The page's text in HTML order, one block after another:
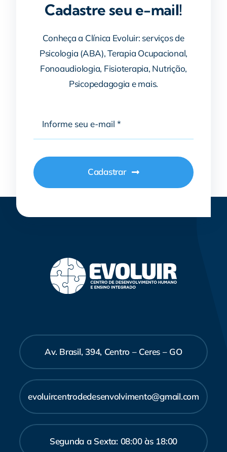
Cadastre seu e-mail!
Conheça a Clínica Evoluir: serviços de
Psicologia (ABA), Terapia Ocupacional,
Fonoaudiologia, Fisioterapia, Nutrição,
Psicopedagogia e mais.
Cadastrar
Av. Brasil, 394, Centro – Ceres – GO
evoluircentrodedesenvolvimento@gmail.com
Segunda a Sexta: 08:00 às 18:00